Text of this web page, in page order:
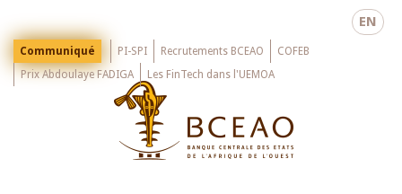
main
EN
Menu
Top
Communiqué PI-SPI Recrutements BCEAO
COFEB
Prix Abdoulaye FADIGA
Les FinTech dans l'UEMOA